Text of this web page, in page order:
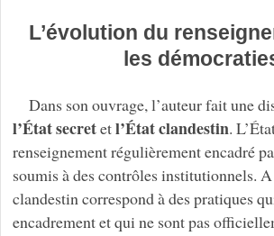
L’évolution du
les
Dans son ouvrage, l’auteur fait une
l’État secretetl’État clandestin.
renseignement régulièrement encadré
soumis à des contrôles institutionnels.
clandestin correspond à des pratiques
encadrement et qui ne sont pas